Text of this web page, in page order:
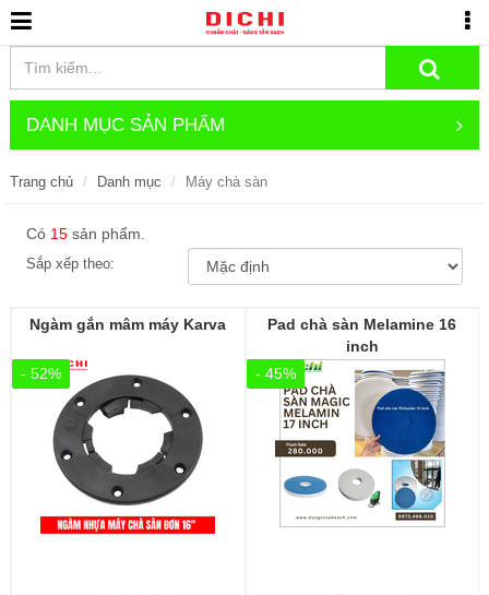
DANH MỤC SẢN PHẨM
Trang chủ Danh mục Máy chà sàn
Có 15sản phẩm.
Sắp xếp theo:
Ngàm gắn mâm máy Karva
- 52%
Pad chà sàn Melamine 16
inch
- 45%